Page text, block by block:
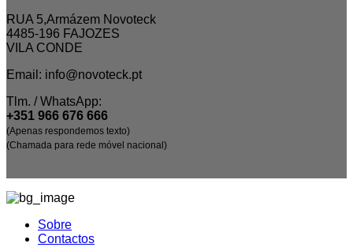
RUA 5,Armázem Novoteck
4485-196 FAJOZES
VILA CONDE
Email: info@novoteck.pt
Tlm. / WhatsApp:
+351 966 676 666
(Apenas respondemos texto)
(Chamada para rede móvel nacional)
Sobre
Contactos